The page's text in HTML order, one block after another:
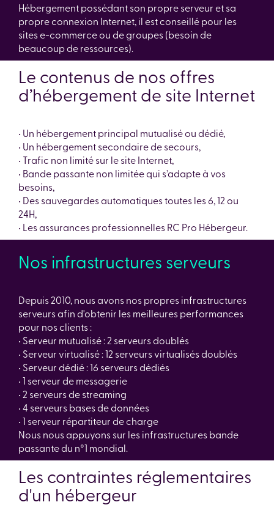
Hébergement possédant son propre serveur et sa
propre connexion Internet, il est conseillé pour les
sites e-commerce ou de groupes (besoin de
beaucoup de ressources).
Le contenus de nos offres
d’hébergement de site Internet
• Un hébergement principal mutualisé ou dédié,
• Un hébergement secondaire de secours,
• Trafic non limité sur le site Internet,
• Bande passante non limitée qui s’adapte à vos
besoins,
• Des sauvegardes automatiques toutes les 6, 12 ou
24H,
• Les assurances professionnelles RC Pro Hébergeur.
Nos infrastructures serveurs
Depuis 2010, nous avons nos propres infrastructures
serveurs afin d'obtenir les meilleures performances
pour nos clients :
• Serveur mutualisé : 2 serveurs doublés
• Serveur virtualisé : 12 serveurs virtualisés doublés
• Serveur dédié : 16 serveurs dédiés
• 1 serveur de messagerie
• 2 serveurs de streaming
• 4 serveurs bases de données
• 1 serveur répartiteur de charge
Nous nous appuyons sur les infrastructures bande
passante du n°1 mondial.
Les contraintes réglementaires
d'un hébergeur